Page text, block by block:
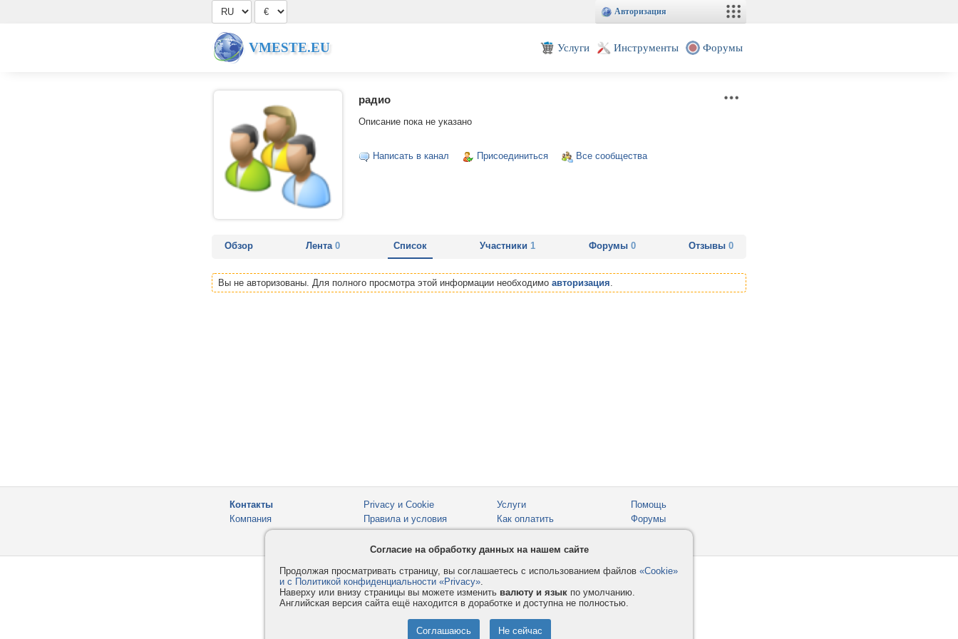
Авторизация
VMESTE.EU Услуги Инструменты Форумы
радио
Описание пока не указано
Написать в канал Присоединиться Все сообщества
Обзор Лента0 Список Участники1 Форумы 0 Отзывы 0
Вы не авторизованы. Для полного просмотра этой информации необходимо авторизация.
Контакты
Компания
Privacy и Cookie
Правила и условия
Услуги
Как оплатить
Помощь
Форумы
Согласие на обработку данных на нашем сайте
Продолжая просматривать страницу, вы соглашаетесь с использованием файлов «Cookie»
и с Политикой конфиденциальности «Privacy».
Наверху или внизу страницы вы можете изменить валюту и язык по умолчанию.
Английская версия сайта ещё находится в доработке и доступна не полностью.